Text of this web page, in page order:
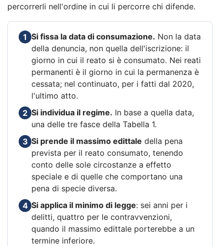
percorrerli nell'ordine in cui li percorre chi difende.
1 Si fissa la data di consumazione. Non la data
della denuncia, non quella dell'iscrizione: il
giorno in cui il reato si è consumato. Nei reati
permanenti è il giorno in cui la permanenza è
cessata; nel continuato, per i fatti dal 2020,
l'ultimo atto.
2 Si individua il regime. In base a quella data,
una delle tre fasce della Tabella 1.
3 Si prende il massimo edittale della pena
prevista per il reato consumato, tenendo
conto delle sole circostanze a effetto
speciale e di quelle che comportano una
pena di specie diversa.
4 Si applica il minimo di legge: sei anni per i
delitti, quattro per le contravvenzioni,
quando il massimo edittale porterebbe a un
termine inferiore.